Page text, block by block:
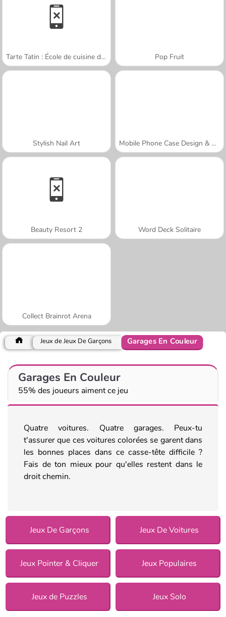
Tarte Tatin : École de cuisine de Sara Pop Fruit
Stylish Nail Art Mobile Phone Case Design & DIY
Beauty Resort 2 Word Deck Solitaire
Collect Brainrot Arena
Jeux de Jeux De Garçons Garages En Couleur
Garages En Couleur
55% des joueurs aiment ce jeu
Quatre voitures. Quatre garages. Peux-tu
t'assurer que ces voitures colorées se garent dans
les bonnes places dans ce casse-tête difficile ?
Fais de ton mieux pour qu'elles restent dans le
droit chemin.
Jeux De Garçons Jeux De Voitures
Jeux Pointer & Cliquer Jeux Populaires
Jeux de Puzzles Jeux Solo